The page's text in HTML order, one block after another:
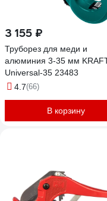
3 155 ₽
Труборез для меди и
алюминия 3-35 мм
Universal-35 23483
4.7(66)
В корзину